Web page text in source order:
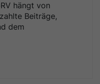
hängt von
Beiträge,
dem